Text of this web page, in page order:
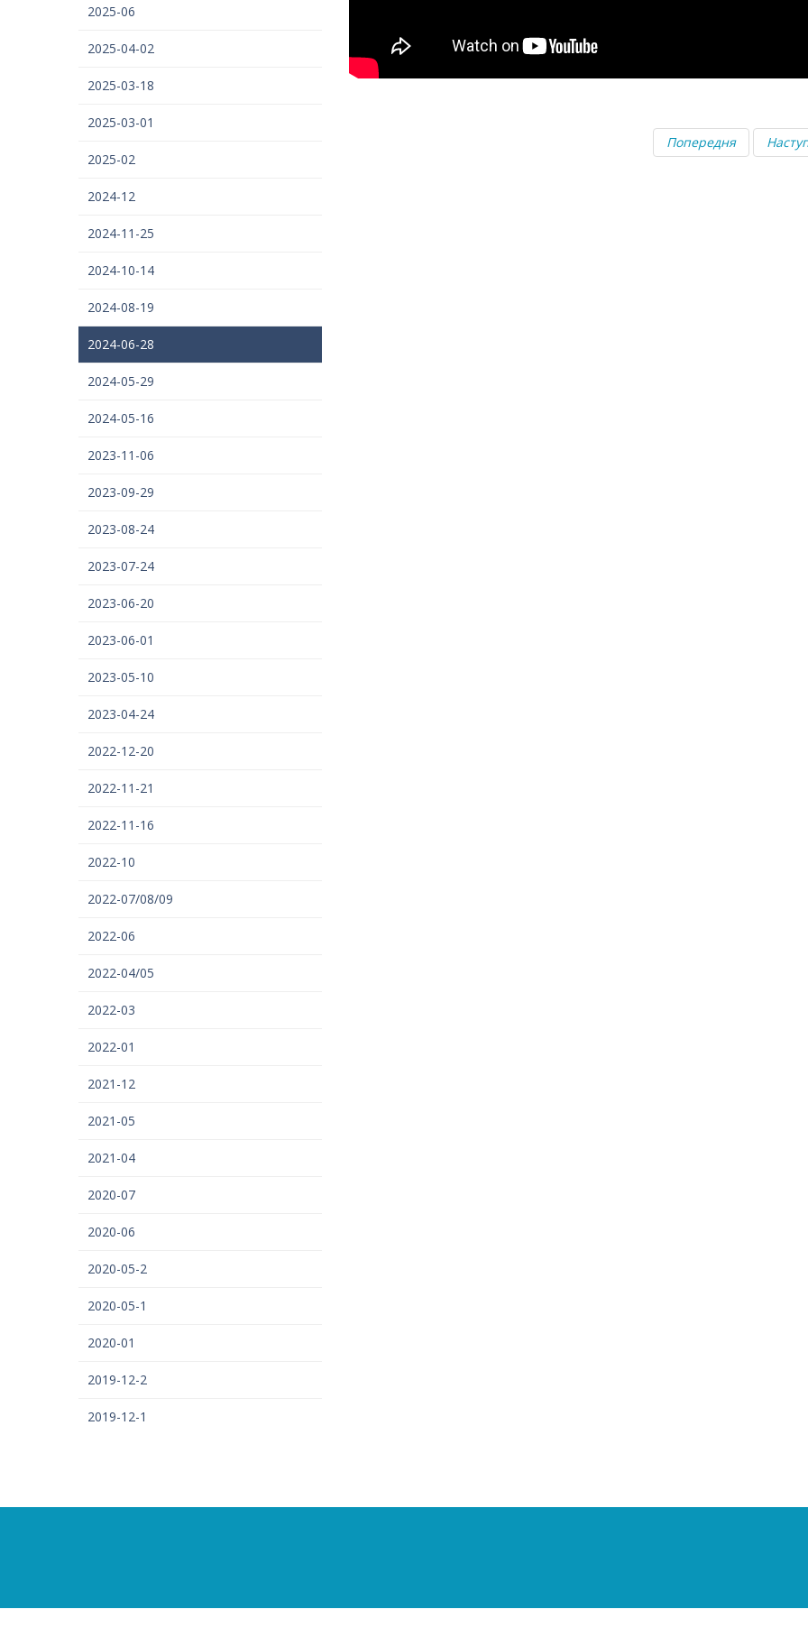
2025-06
2025-04-02
2025-03-18
2025-03-01
2025-02
2024-12
2024-11-25
2024-10-14
2024-08-19
2024-06-28
2024-05-29
2024-05-16
2023-11-06
2023-09-29
2023-08-24
2023-07-24
2023-06-20
2023-06-01
2023-05-10
2023-04-24
2022-12-20
2022-11-21
2022-11-16
2022-10
2022-07/08/09
2022-06
2022-04/05
2022-03
2022-01
2021-12
2021-05
2021-04
2020-07
2020-06
2020-05-2
2020-05-1
2020-01
2019-12-2
2019-12-1
Попередня